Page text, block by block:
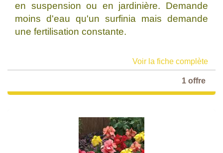
en suspension ou en jardinière. Demande
moins d'eau qu'un surfinia mais demande
une fertilisation constante.
Voir la fiche complète
1 offre